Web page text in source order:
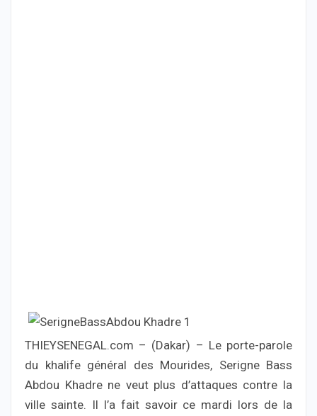
THIEYSENEGAL.com – (Dakar) – Le porte-parole
du khalife général des Mourides, Serigne Bass
Abdou Khadre ne veut plus d’attaques contre la
ville sainte. Il l’a fait savoir ce mardi lors de la